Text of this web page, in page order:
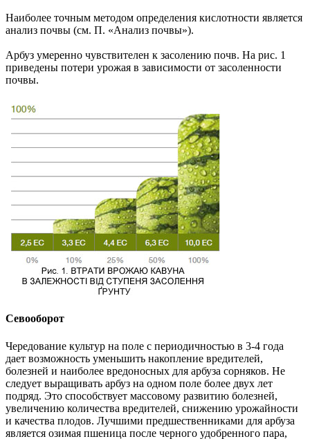
Наиболее точным методом определения кислотности является
анализ почвы (см. П. «Анализ почвы»).
Арбуз умеренно чувствителен к засолению почв. На рис. 1
приведены потери урожая в зависимости от засоленности
почвы.
Севооборот
Чередование культур на поле с периодичностью в 3-4 года
дает возможность уменьшить накопление вредителей,
болезней и наиболее вредоносных для арбуза сорняков. Не
следует выращивать арбуз на одном поле более двух лет
подряд. Это способствует массовому развитию болезней,
увеличению количества вредителей, снижению урожайности
и качества плодов. Лучшими предшественниками для арбуза
является озимая пшеница после черного удобренного пара,